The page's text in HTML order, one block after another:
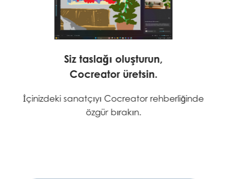
Siz taslağı oluşturun,
Cocreator üretsin.
İçinizdeki sanatçıyı Cocreator rehberliğinde
özgür bırakın.